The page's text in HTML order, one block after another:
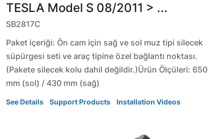
TESLA Model S 08/2011 > ...
SB2817C
Paket içeriği: Ön cam için sağ ve sol muz tipi silecek
süpürgesi seti ve araç tipine özel bağlantı noktası.
(Pakete silecek kolu dahil değildir.)Ürün Ölçüleri: 650
mm (sol) / 430 mm (sağ)
See Details Support Products Installation Videos